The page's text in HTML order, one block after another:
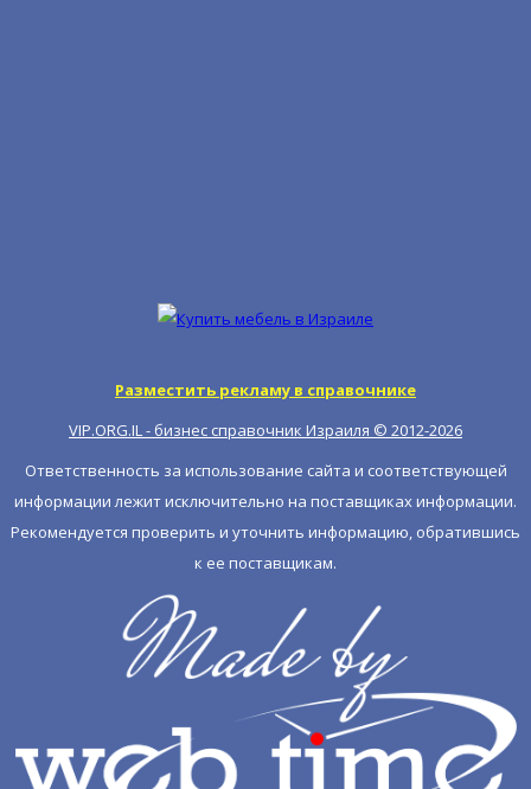
Разместить рекламу в справочнике
VIP.ORG.IL - бизнес справочник Израиля © 2012-2026
Ответственность за использование сайта и соответствующей
информации лежит исключительно на поставщиках информации.
Рекомендуется проверить и уточнить информацию, обратившись
к ее поставщикам.